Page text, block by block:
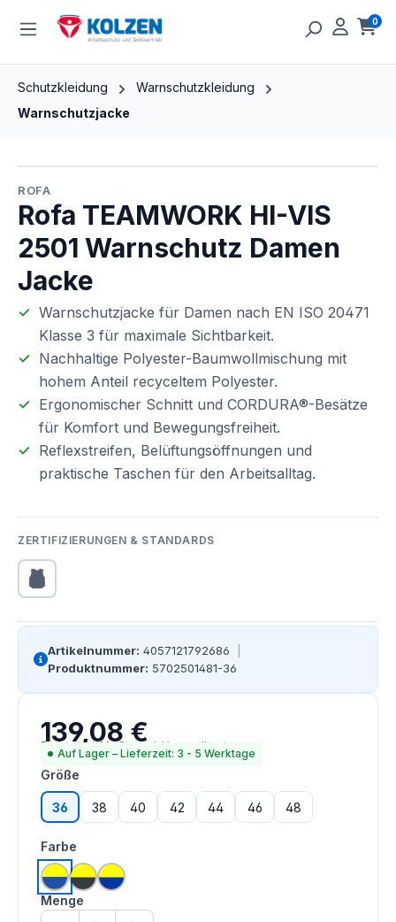
Zum Hauptinhalt springen 0
Schutzkleidung
Warnschutzkleidung
Warnschutzjacke
ROFA
Rofa TEAMWORK HI-VIS
2501 Warnschutz Damen
Jacke
Warnschutzjacke für Damen nach EN ISO 20471
Klasse 3 für maximale Sichtbarkeit.
Nachhaltige Polyester-Baumwollmischung mit
hohem Anteil recyceltem Polyester.
Ergonomischer Schnitt und CORDURA®-Besätze
für Komfort und Bewegungsfreiheit.
Reflexstreifen, Belüftungsöffnungen und
praktische Taschen für den Arbeitsalltag.
ZERTIFIZIERUNGEN & STANDARDS
Artikelnummer: 4057121792686
Produktnummer: 5702501481-36
Regulärer Preis:
139,08 €
Preise inkl. MwSt. zzgl. Versandkosten
Auf Lager – Lieferzeit: 3 - 5 Werktage
Größe
36 38 40 42 44 46 48
Farbe
kornblau | leuchtgelb
anthrazit | leuchtgelb
marine | leuchtgelb
Menge